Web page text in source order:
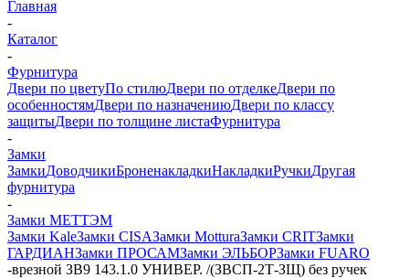
Главная
-
Каталог
-
Фурнитура
Двери по цветуПо стилюДвери по отделкеДвери по
особенностямДвери по назначениюДвери по классу
защитыДвери по толщине листаФурнитура
-
Замки
ЗамкиДоводчикиБроненакладкиНакладкиРучкиДругая
фурнитура
-
Замки МЕТТЭМ
Замки KaleЗамки CISAЗамки MotturaЗамки CRITЗамки
ГАРДИАНЗамки ПРОСАМЗамки ЭЛЬБОРЗамки FUARO
-врезной ЗВ9 143.1.0 УНИВЕР. /(ЗВСП-2Т-ЗЩ) без ручек